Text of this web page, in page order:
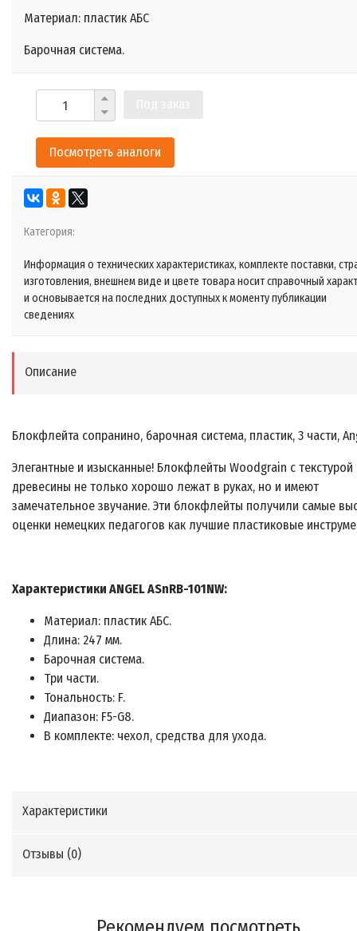
Материал: пластик АБС
Барочная система.
Посмотреть аналоги
Категория:
Информация о технических характеристиках, комплекте поставки,
изготовления, внешнем виде и цвете товара носит справочный
и основывается на последних доступных к моменту публикации
сведениях
Описание
Блокфлейта сопранино, барочная система, пластик, 3 части,
Элегантные и изысканные! Блокфлейты Woodgrain с текстурой
древесины не только хорошо лежат в руках, но и имеют
замечательное звучание. Эти блокфлейты получили самые
оценки немецких педагогов как лучшие пластиковые
Характеристики ANGEL ASnRB-101NW:
Материал: пластик АБС.
Длина: 247 мм.
Барочная система.
Три части.
Тональность: F.
Диапазон: F5-G8.
В комплекте: чехол, средства для ухода.
Характеристики
Отзывы (0)